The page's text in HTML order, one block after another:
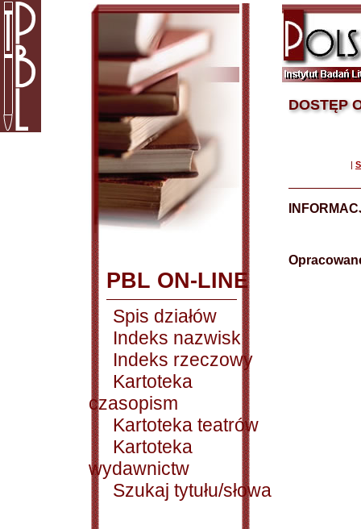
PBL ON-LINE
Spis działów
Indeks nazwisk
Indeks rzeczowy
Kartoteka
czasopism
Kartoteka teatrów
Kartoteka
wydawnictw
Szukaj tytułu/słowa
DOSTĘP
|